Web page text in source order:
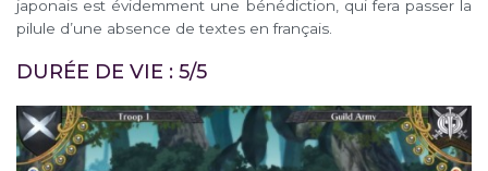
japonais est évidemment une bénédiction, qui fera passer la
pilule d’une absence de textes en français.
DURÉE DE VIE : 5/5